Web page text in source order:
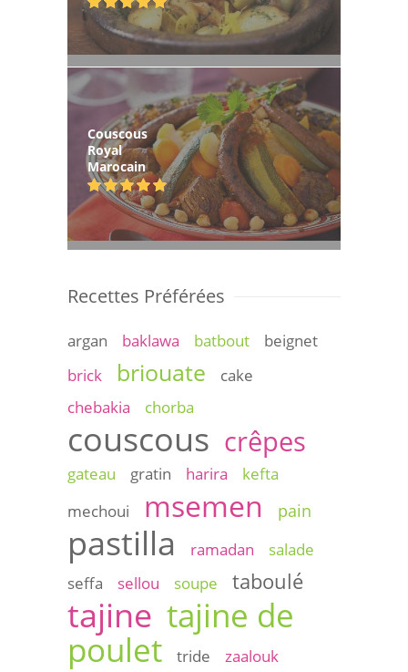
Couscous
Royal
Marocain
Recettes Préférées
argan baklawa batbout
beignet
brick
briouate
cake
chebakia
chorba
couscous crêpes
gateau gratin harira
kefta
mechoui
msemen pain
pastilla ramadan
salade
seffa
sellou soupe taboulé
tajine tajine de
poulet
tride
zaalouk